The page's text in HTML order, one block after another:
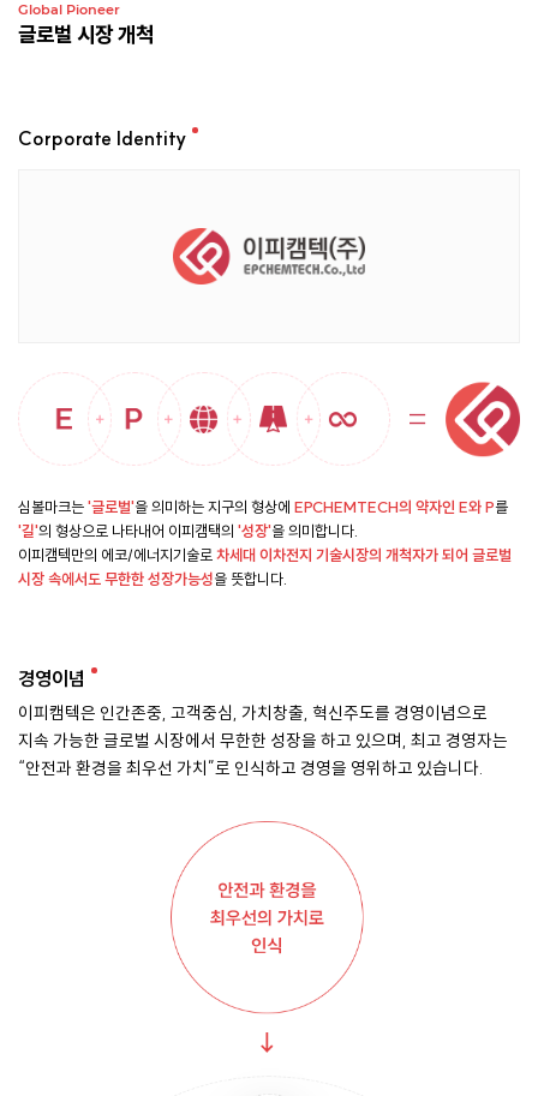
Global Pioneer
글로벌 시장 개척
Corporate Identity
심볼마크는'글로벌'을 의미하는 지구의 형상에 EPCHEMTECH의 약자인 E와 P를
'길'의 형상으로 나타내어 이피캠택의 '성장'을 의미합니다.
이피캠텍만의 에코/에너지기술로차세대 이차전지 기술시장의 개척자가 되어 글로벌
시장 속에서도 무한한 성장가능성을 뜻합니다.
경영이념
이피캠텍은 인간존중, 고객중심, 가치창출, 혁신주도를 경영이념으로
지속 가능한 글로벌 시장에서 무한한 성장을 하고 있으며, 최고 경영자는
“안전과 환경을 최우선 가치”로 인식하고 경영을 영위하고 있습니다.